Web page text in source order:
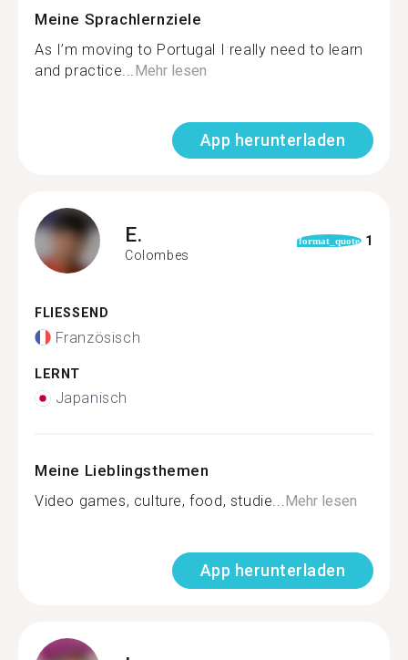
Meine Sprachlernziele
As I’m moving to Portugal I really need to learn
and practice...Mehr lesen
App herunterladen
E.
Colombes
format_quote 1
FLIESSEND
Französisch
LERNT
Japanisch
Meine Lieblingsthemen
Video games, culture, food, studie...Mehr lesen
App herunterladen